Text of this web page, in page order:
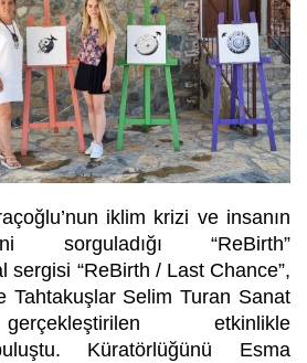
iklim krizi ve insanın
sorguladığı “ReBirth”
sergisi “ReBirth / Last Chance”,
Tahtakuşlar Selim Turan Sanat
etkinlikle
Küratörlüğünü Esma